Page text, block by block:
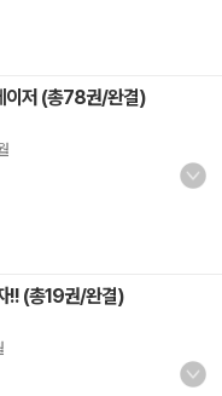
이저 (총78권/완결)
!! (총19권/완결)